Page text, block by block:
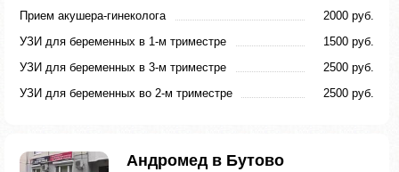
Прием акушера-гинеколога
2000 руб.
УЗИ для беременных в 1-м триместре
1500 руб.
УЗИ для беременных в 3-м триместре
2500 руб.
УЗИ для беременных во 2-м триместре
2500 руб.
Андромед в Бутово